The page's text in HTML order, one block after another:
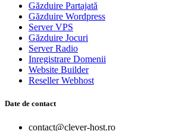
Găzduire Partajată
Găzduire Wordpress
Server VPS
Găzduire Jocuri
Server Radio
Inregistrare Domenii
Website Builder
Reseller Webhost
Date de contact
contact@clever-host.ro